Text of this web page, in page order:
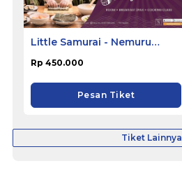
Little Samurai - Nemuru
Rp 450.000
Pesan Tiket
Tiket Lainnya